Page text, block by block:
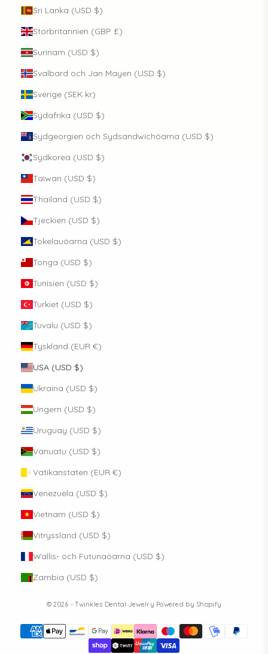
Sri Lanka (USD $)
Storbritannien (GBP £)
Surinam (USD $)
Svalbard och Jan Mayen (USD $)
Sverige (SEK kr)
Sydafrika (USD $)
Sydgeorgien och Sydsandwichöarna (USD $)
Sydkorea (USD $)
Taiwan (USD $)
Thailand (USD $)
Tjeckien (USD $)
Tokelauöarna (USD $)
Tonga (USD $)
Tunisien (USD $)
Turkiet (USD $)
Tuvalu (USD $)
Tyskland (EUR €)
USA (USD $)
Ukraina (USD $)
Ungern (USD $)
Uruguay (USD $)
Vanuatu (USD $)
Vatikanstaten (EUR €)
Venezuela (USD $)
Vietnam (USD $)
Vitryssland (USD $)
Wallis- och Futunaöarna (USD $)
Zambia (USD $)
© 2026 - Twinkles Dental Jewelry Powered by Shopify